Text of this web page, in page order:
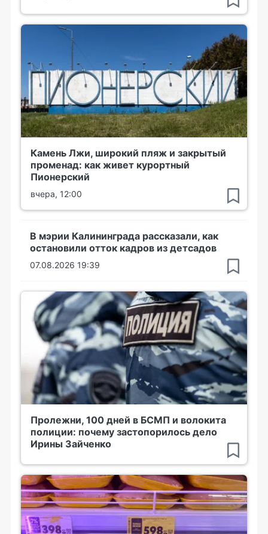
Камень Лжи, широкий пляж и закрытый
променад: как живет курортный
Пионерский
вчера, 12:00
В мэрии Калининграда рассказали, как
остановили отток кадров из детсадов
07.08.2026 19:39
Пролежни, 100 дней в БСМП и волокита
полиции: почему застопорилось дело
Ирины Зайченко